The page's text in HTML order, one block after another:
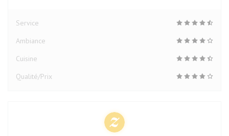
Service
Ambiance
Cuisine
Qualité/Prix